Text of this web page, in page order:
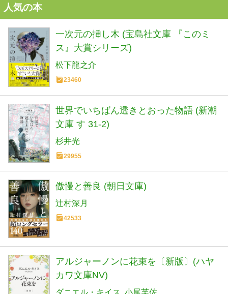
人気の本
一次元の挿し木 (宝島社文庫 『このミ
ス』大賞シリーズ)
松下龍之介
23460
世界でいちばん透きとおった物語 (新潮
文庫 す 31-2)
杉井光
29955
傲慢と善良 (朝日文庫)
辻村深月
42533
アルジャーノンに花束を〔新版〕(ハヤ
カワ文庫NV)
ダニエル・キイス 小尾芙佐